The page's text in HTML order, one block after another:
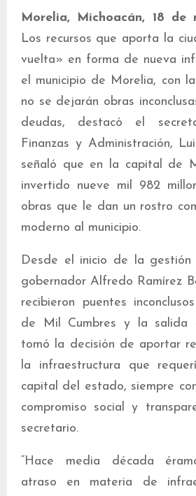
Morelia, Michoacán, 18 de
Los recursos que aporta la
vuelta» en forma de nueva
el municipio de Morelia, con
no se dejarán obras
deudas, destacó el
Finanzas y Administración,
señaló que en la capital de
invertido nueve mil 982
obras que le dan un rostro
moderno al municipio.
Desde el inicio de la gestión
gobernador Alfredo Ramírez
recibieron puentes
de Mil Cumbres y la salida
tomó la decisión de aportar
la infraestructura que
capital del estado, siempre
compromiso social y
secretario.
“Hace media década
atraso en materia de